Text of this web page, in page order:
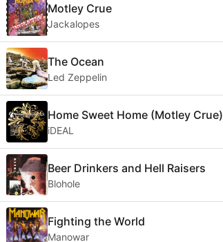
Motley Crue
Jackalopes
The Ocean
Led Zeppelin
Home Sweet Home (Motley Crue)
iDEAL
Beer Drinkers and Hell Raisers
Blohole
Fighting the World
Manowar